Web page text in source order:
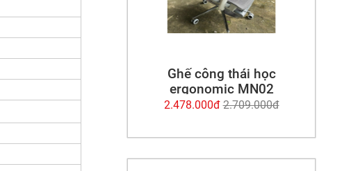
Ghế công thái học
ergonomic MN02
2.478.000đ 2.709.000đ